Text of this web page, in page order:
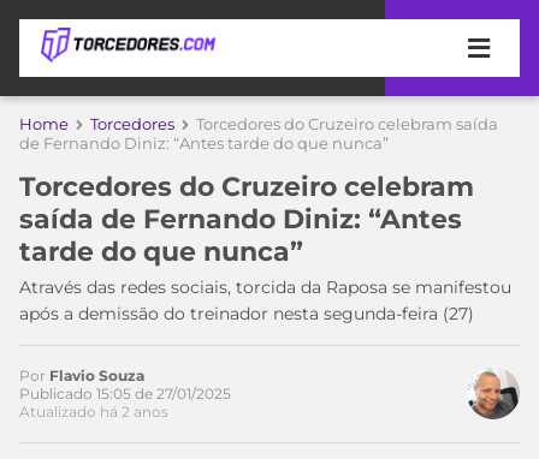
APOSTAS
DE
APOSTA
MELHORES
SITES
DE
APOSTAS
2026
COPA
DO
MUNDO
TIMES
MEU
TIME
CAMPEONATOS
Home Torcedores
Torcedores do Cruzeiro celebram saída
de Fernando Diniz: “Antes tarde do que nunca”
Torcedores do Cruzeiro celebram
saída de Fernando Diniz: “Antes
tarde do que nunca”
Através das redes sociais, torcida da Raposa se manifestou
após a demissão do treinador nesta segunda-feira (27)
Por Flavio Souza
Publicado 15:05 de 27/01/2025
Atualizado há 2 anos